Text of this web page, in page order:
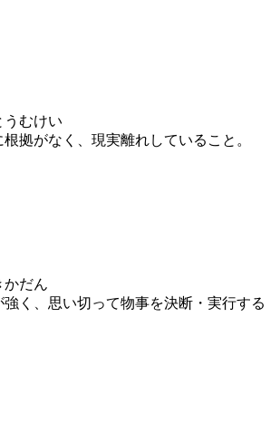
うむけい
根拠がなく、現実離れしていること。
かだん
強く、思い切って物事を決断・実行する